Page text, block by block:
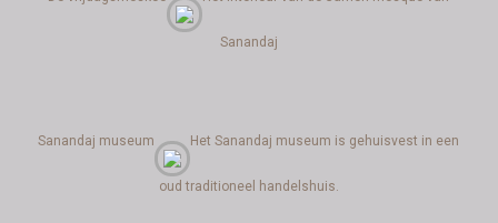
Sanandaj
Sanandaj museum Het Sanandaj museum is gehuisvest in een
oud traditioneel handelshuis.